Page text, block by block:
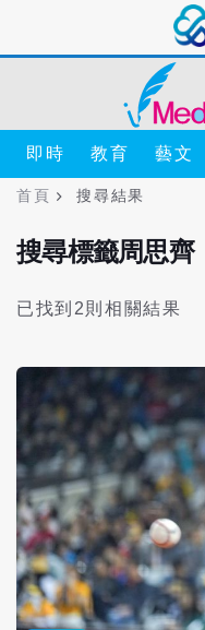
即時 教育 藝文
首頁 搜尋結果
搜尋標籤周思齊
已找到2則相關結果